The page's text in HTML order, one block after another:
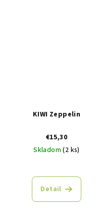
KIWI Zeppelin
€15,30
Skladom(2 ks)
Detail